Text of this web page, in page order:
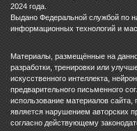
2024 года.
Выдано Федеральной службой по
информационных технологий и
Материалы, размещённые на
разработки, тренировки или
искусственного интеллекта,
предварительного письменного
использование материалов
является нарушением авторских
согласно действующему